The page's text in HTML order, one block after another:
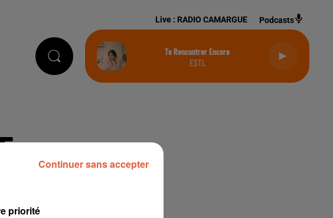
Live : RADIO CAMARGUE Podcasts
Te Rencontrer Encore
ESTL
priorité
Continuer sans accepter